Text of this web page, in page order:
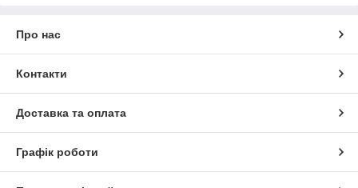
Про нас
Контакти
Доставка та оплата
Графік роботи